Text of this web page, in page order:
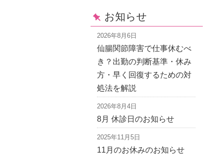
お知らせ
2026年8月6日
仙腸関節障害で仕事休むべ
き？出勤の判断基準・休み
方・早く回復するための対
処法を解説
2026年8月4日
8月 休診日のお知らせ
2025年11月5日
11月のお休みのお知らせ